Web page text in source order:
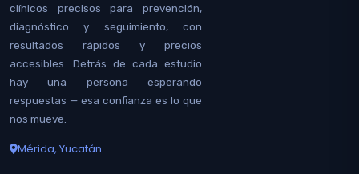
clínicos precisos para prevención,
diagnóstico y seguimiento, con
resultados rápidos y precios
accesibles. Detrás de cada estudio
hay una persona esperando
respuestas — esa confianza es lo que
nos mueve.
Mérida, Yucatán